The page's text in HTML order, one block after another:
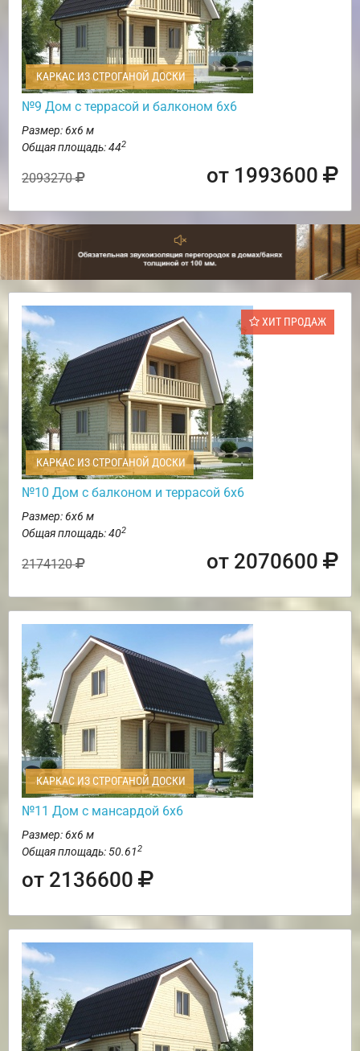
КАРКАС ИЗ СТРОГАНОЙ ДОСКИ
№9 Дом с террасой и балконом 6х6
Размер: 6х6 м
Общая площадь: 442
2093270 от 1993600
ХИТ ПРОДАЖ
КАРКАС ИЗ СТРОГАНОЙ ДОСКИ
№10 Дом с балконом и террасой 6х6
Размер: 6х6 м
Общая площадь: 402
2174120 от 2070600
КАРКАС ИЗ СТРОГАНОЙ ДОСКИ
№11 Дом с мансардой 6х6
Размер: 6х6 м
Общая площадь: 50.612
от 2136600